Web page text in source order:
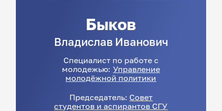
Быков
Владислав Иванович
Специалист по работе с
молодежью: Управление
молодёжной политики
Председатель: Совет
студентов и аспирантов СГУ